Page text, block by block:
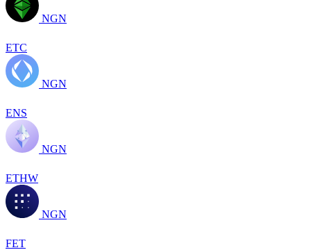
NGN
ETC
NGN
ENS
NGN
ETHW
NGN
FET